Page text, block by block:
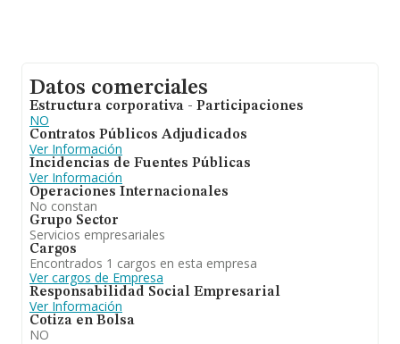
Datos comerciales
Estructura corporativa - Participaciones
NO
Contratos Públicos Adjudicados
Ver Información
Incidencias de Fuentes Públicas
Ver Información
Operaciones Internacionales
No constan
Grupo Sector
Servicios empresariales
Cargos
Encontrados 1 cargos en esta empresa
Ver cargos de Empresa
Responsabilidad Social Empresarial
Ver Información
Cotiza en Bolsa
NO